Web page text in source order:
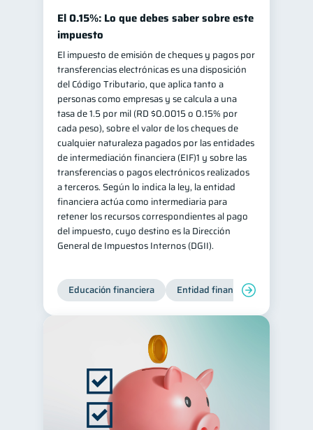
El 0.15%: Lo que debes saber sobre este
impuesto
El impuesto de emisión de cheques y pagos por
transferencias electrónicas es una disposición
del Código Tributario, que aplica tanto a
personas como empresas y se calcula a una
tasa de 1.5 por mil (RD $0.0015 o 0.15% por
cada peso), sobre el valor de los cheques de
cualquier naturaleza pagados por las entidades
de intermediación financiera (EIF)1 y sobre las
transferencias o pagos electrónicos realizados
a terceros. Según lo indica la ley, la entidad
financiera actúa como intermediaria para
retener los recursos correspondientes al pago
del impuesto, cuyo destino es la Dirección
General de Impuestos Internos (DGII).
Educación financiera Entidad financiera